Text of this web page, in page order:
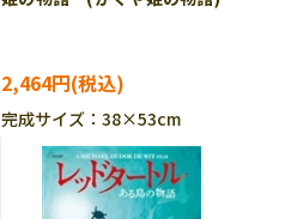
2,464円
完成サイズ：38×53cm